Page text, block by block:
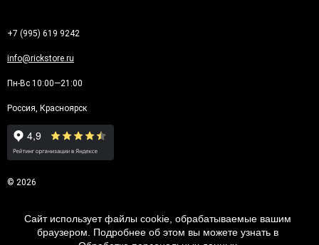
+7 (995) 619 9242
info@rickstore.ru
Пн-Вс 10:00—21:00
Россия, Красноярск
© 2026
Сайт использует файлы cookie, обрабатываемые вашим
браузером. Подробнее об этом вы можете узнать в